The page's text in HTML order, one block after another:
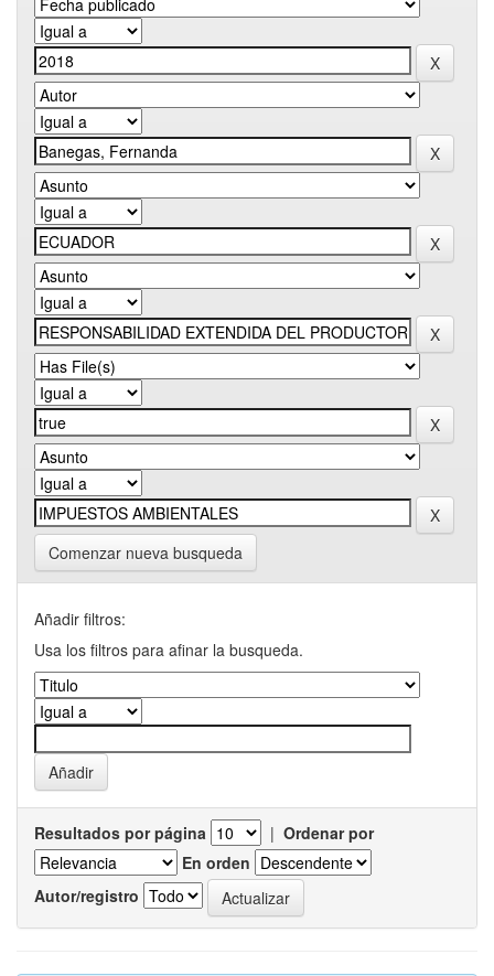
Comenzar nueva busqueda
Añadir filtros:
Usa los filtros para afinar la busqueda.
Resultados por página | Ordenar por
En orden
Autor/registro